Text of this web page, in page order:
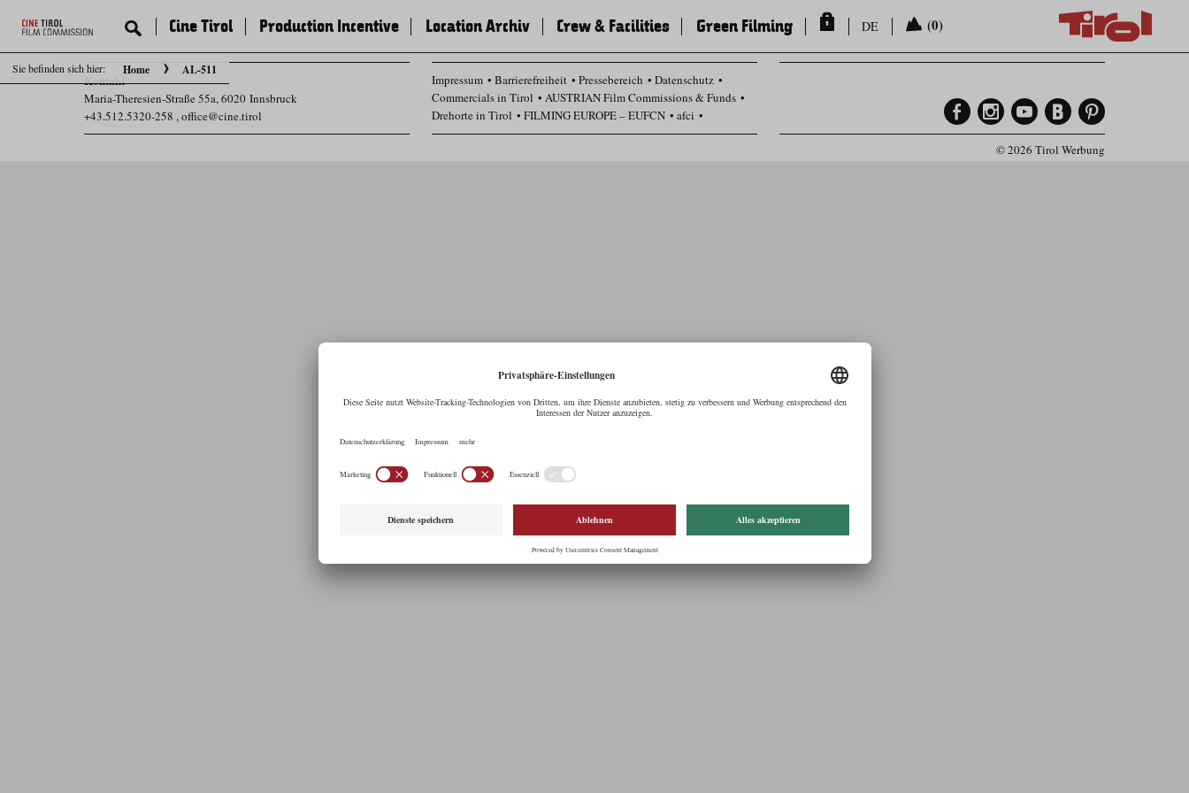
Sie befinden sich hier: Home AL-511
Cine Tirol Production Incentive Location Archiv Crew & Facilities Green Filming DE (0)
Kontakt
Maria-Theresien-Straße 55a, 6020 Innsbruck
+43.512.5320-258 ,office@cine.tirol
Impressum Barrierefreiheit Pressebereich
Datenschutz
Commercials in Tirol
AUSTRIAN Film Commissions & Funds
Drehorte in Tirol
FILMING EUROPE – EUFCN
afci
Datenschutz Einstellungen
© 2026 Tirol Werbung